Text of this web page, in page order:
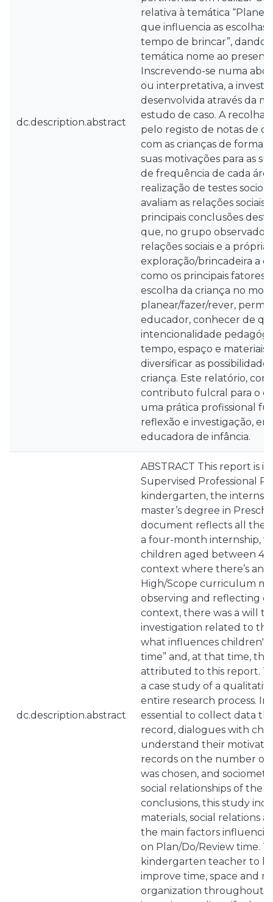
dc.description.abstract
relativa à temática
que influencia as escolhas
tempo de brincar”, dando
temática nome ao
Inscrevendo-­se numa
ou interpretativa, a
desenvolvida através da
estudo de caso. A recolha
pelo registo de notas de
com as crianças de forma
suas motivações para as
de frequência de cada
realização de testes
avaliam as relações sociais
principais conclusões
que, no grupo observado,
relações sociais e a própria
exploração/brincadeira a
como os principais fatores
escolha da criança no
planear/fazer/rever,
educador, conhecer de
intencionalidade
tempo, espaço e materiais,
diversificar as
criança. Este relatório,
contributo fulcral para o
uma prática profissional
reflexão e investigação,
educadora de infância.
dc.description.abstract
ABSTRACT This report is
Supervised Professional
kindergarten, the
master’s degree in
document reflects all the
a four-­month internship,
children aged between 4
context where there’s an
High/Scope curriculum
observing and reflecting
context, there was a will
investigation related to
what influences children's
time” and, at that time,
attributed to this report.
a case study of a
entire research process. In
essential to collect data
record, dialogues with
understand their
records on the number of
was chosen, and
social relationships of the
conclusions, this study
materials, social relations
the main factors
on Plan/Do/Review time.
kindergarten teacher to
improve time, space and
organization throughout